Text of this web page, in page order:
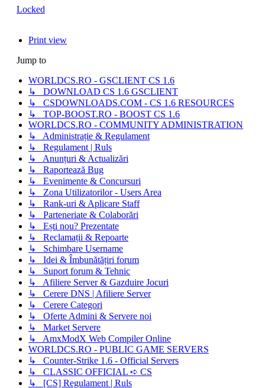
Locked
Print view
Jump to
WORLDCS.RO - GSCLIENT CS 1.6
↳ DOWNLOAD CS 1.6 GSCLIENT
↳ CSDOWNLOADS.COM - CS 1.6 RESOURCES
↳ TOP-BOOST.RO - BOOST CS 1.6
WORLDCS.RO - COMMUNITY ADMINISTRATION
↳ Administrație & Regulament
↳ Regulament | Ruls
↳ Anunțuri & Actualizări
↳ Raportează Bug
↳ Evenimente & Concursuri
↳ Zona Utilizatorilor - Users Area
↳ Rank-uri & Aplicare Staff
↳ Parteneriate & Colaborări
↳ Ești nou? Prezentate
↳ Reclamații & Repoarte
↳ Schimbare Username
↳ Idei & Îmbunătățiri forum
↳ Suport forum & Tehnic
↳ Afiliere Server & Gazduire Jocuri
↳ Cerere DNS | Afiliere Server
↳ Cerere Categori
↳ Oferte Admini & Servere noi
↳ Market Servere
↳ AmxModX Web Compiler Online
WORLDCS.RO - PUBLIC GAME SERVERS
↳ Counter-Strike 1.6 - Official Servers
↳ CLASSIC OFFICIAL ➪ CS
↳ [CS] Regulament | Ruls